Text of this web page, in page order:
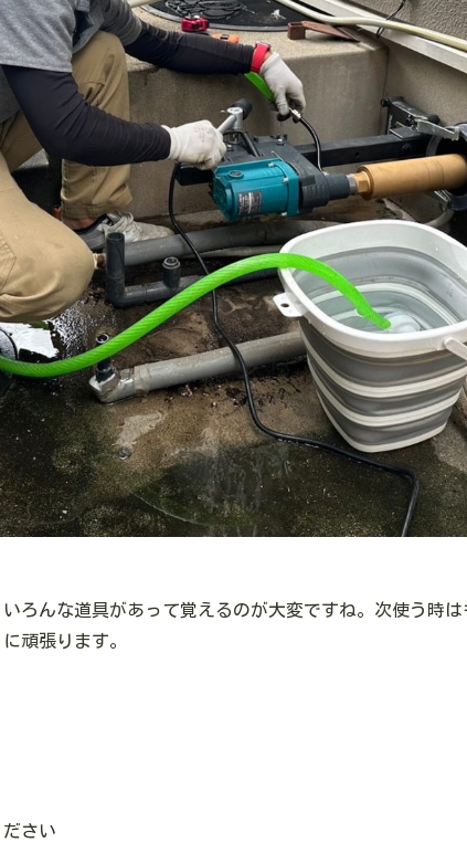
ろんな道具があって覚えるのが大変ですね。次使う時
頑張ります。
さい